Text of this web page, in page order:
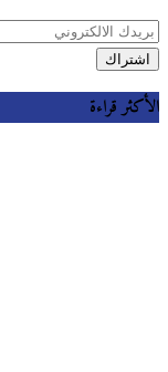
الأكثر قراءة